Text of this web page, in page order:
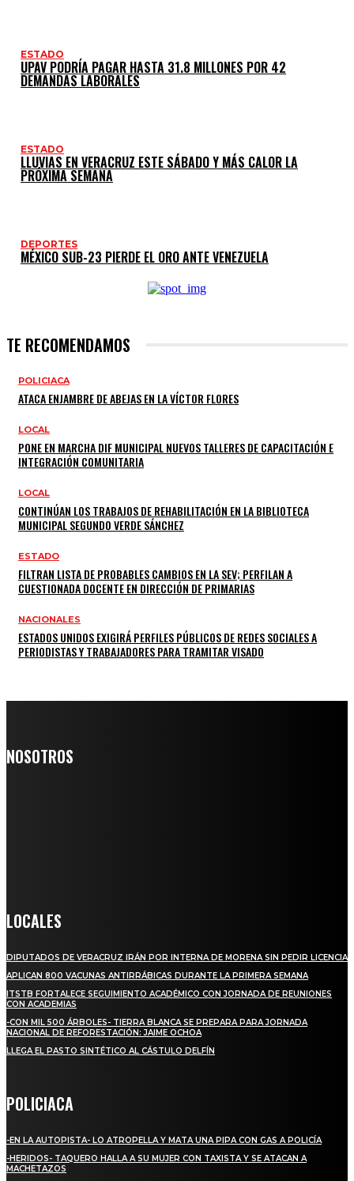
ESTADO
UPAV PODRÍA PAGAR HASTA 31.8 MILLONES POR 42
DEMANDAS LABORALES
ESTADO
LLUVIAS EN VERACRUZ ESTE SÁBADO Y MÁS CALOR LA
PRÓXIMA SEMANA
DEPORTES
MÉXICO SUB-23 PIERDE EL ORO ANTE VENEZUELA
TE RECOMENDAMOS
POLICIACA
ATACA ENJAMBRE DE ABEJAS EN LA VÍCTOR FLORES
LOCAL
PONE EN MARCHA DIF MUNICIPAL NUEVOS TALLERES DE CAPACITACIÓN E
INTEGRACIÓN COMUNITARIA
LOCAL
CONTINÚAN LOS TRABAJOS DE REHABILITACIÓN EN LA BIBLIOTECA
MUNICIPAL SEGUNDO VERDE SÁNCHEZ
ESTADO
FILTRAN LISTA DE PROBABLES CAMBIOS EN LA SEV; PERFILAN A
CUESTIONADA DOCENTE EN DIRECCIÓN DE PRIMARIAS
NACIONALES
ESTADOS UNIDOS EXIGIRÁ PERFILES PÚBLICOS DE REDES SOCIALES A
PERIODISTAS Y TRABAJADORES PARA TRAMITAR VISADO
NOSOTROS
LOCALES
DIPUTADOS DE VERACRUZ IRÁN POR INTERNA DE MORENA SIN PEDIR LICENCIA
APLICAN 800 VACUNAS ANTIRRÁBICAS DURANTE LA PRIMERA SEMANA
ITSTB FORTALECE SEGUIMIENTO ACADÉMICO CON JORNADA DE REUNIONES
CON ACADEMIAS
-CON MIL 500 ÁRBOLES- TIERRA BLANCA SE PREPARA PARA JORNADA
NACIONAL DE REFORESTACIÓN: JAIME OCHOA
LLEGA EL PASTO SINTÉTICO AL CÁSTULO DELFÍN
POLICIACA
-EN LA AUTOPISTA- LO ATROPELLA Y MATA UNA PIPA CON GAS A POLICÍA
-HERIDOS- TAQUERO HALLA A SU MUJER CON TAXISTA Y SE ATACAN A
MACHETAZOS